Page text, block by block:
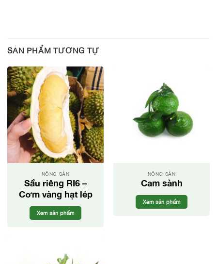
SẢN PHẨM TƯƠNG TỰ
NÔNG SẢN
Sầu riêng RI6 –
Cơm vàng hạt lép
Xem sản phẩm
NÔNG SẢN
Cam sành
Xem sản phẩm